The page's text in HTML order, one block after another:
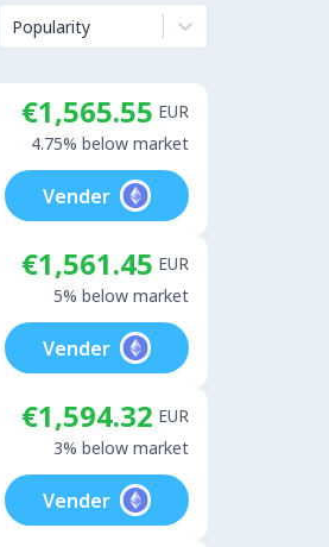
Popularity
€1,565.55 EUR
4.75% below market
Vender
€1,561.45 EUR
5% below market
Vender
€1,594.32 EUR
3% below market
Vender